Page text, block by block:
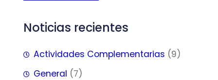
Noticias recientes
Actividades Complementarias (9)
General (7)